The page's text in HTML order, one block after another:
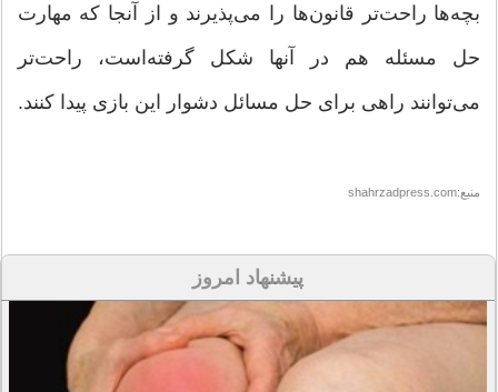
بچه‌ها راحت‌تر قانون‌ها را می‌پذیرند و از آنجا که مهارت
حل مسئله هم در آنها شکل گرفته‌است، راحت‌تر
می‌توانند راهی برای حل مسائل دشوار این بازی پیدا کنند.
منبع:shahrzadpress.com
پیشنهاد امروز